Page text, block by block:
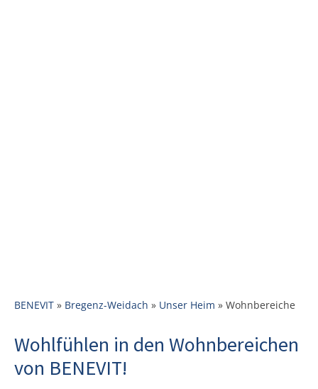
BENEVIT » Bregenz-Weidach » Unser Heim » Wohnbereiche
Wohlfühlen in den Wohnbereichen
von BENEVIT!